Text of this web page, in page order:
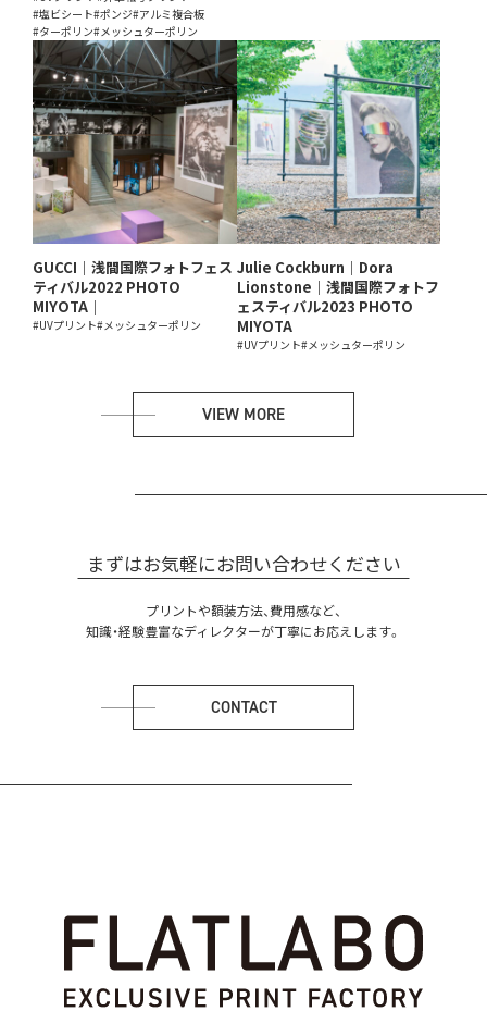
#塩ビシート#ポンジ#アルミ複合板
#ターポリン#メッシュターポリン
GUCCI｜浅間国際フォトフェス
ティバル2022 PHOTO
MIYOTA｜
#UVプリント#メッシュターポリン
Julie Cockburn｜Dora
Lionstone｜浅間国際フォトフ
ェスティバル2023 PHOTO
MIYOTA
#UVプリント#メッシュターポリン
VIEW MORE
まずはお気軽にお問い合わせください
プリントや額装方法、費用感など、
知識・経験豊富なディレクターが丁寧にお応えします。
CONTACT